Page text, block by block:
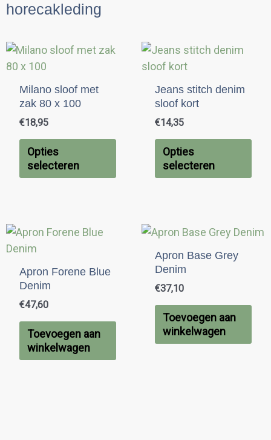
horecakleding
Milano sloof met
zak 80 x 100
€18,95
Opties
selecteren
product
meerdere
gekozen
Jeans stitch denim
sloof kort
€14,35
Opties
selecteren
de
Apron Forene Blue
Denim
€47,60
Toevoegen aan
winkelwagen
Apron Base Grey
Denim
€37,10
Toevoegen aan
winkelwagen